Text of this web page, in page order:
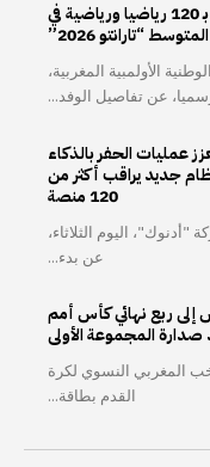
المغرب يشارك بـ 120 رياضيا ورياضية في
“تارانتو 2026”
الأولمبية المغربية،
عن تفاصيل الوفد...
عمليات الحفر بالذكاء
جديد يراقب أكثر من
120 منصة
اليوم الثلاثاء،
عن بدء...
إلى ربع نهائي كأس أمم
المغربي النسوي لكرة
القدم بطاقة...